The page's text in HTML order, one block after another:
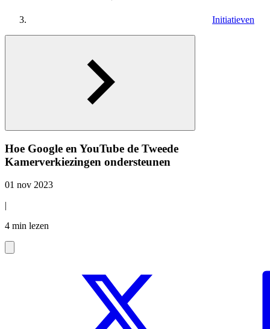
Initiatieven
Hoe Google en YouTube de Tweede
Kamerverkiezingen ondersteunen
01 nov 2023
|
4 min lezen